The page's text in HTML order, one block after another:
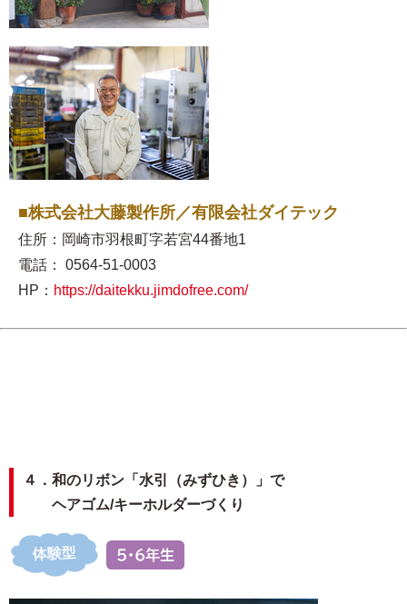
■株式会社大藤製作所／有限会社ダイテック
住所：岡崎市羽根町字若宮44番地1
電話： 0564-51-0003
HP： https://daitekku.jimdofree.com/
４．和のリボン「水引（みずひき）」で
ヘアゴム/キーホルダーづくり